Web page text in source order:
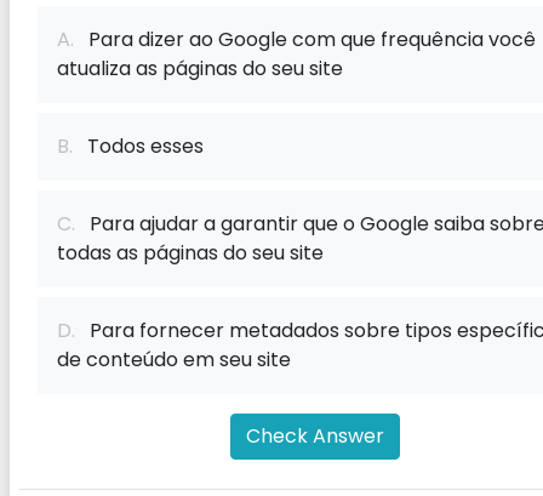
A. Para dizer ao Google com que frequência você
atualiza as páginas do seu site
B. Todos esses
C. Para ajudar a garantir que o Google saiba
todas as páginas do seu site
D. Para fornecer metadados sobre tipos
de conteúdo em seu site
Check Answer